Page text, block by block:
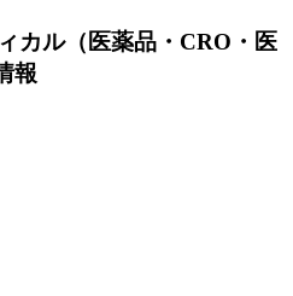
カル（医薬品・CRO・医
報